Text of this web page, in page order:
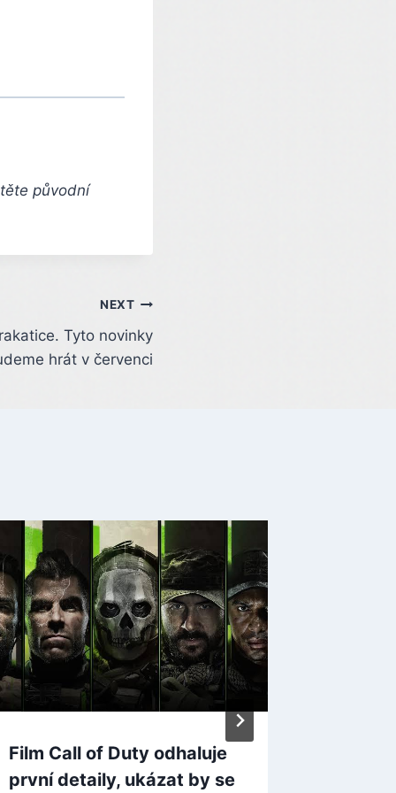
původní
NEXT
Tyto novinky
hrát v červenci
Film Call of Duty odhaluje
první detaily, ukázat by se